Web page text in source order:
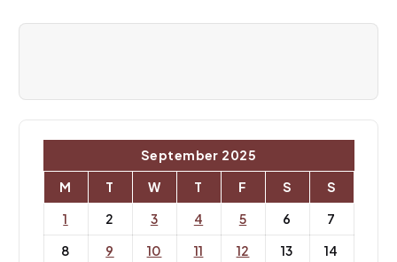
a
i
September 2025
M
T W T F S
S
1
2 3 4 5 6
7
8
9 10 11 12 13
14